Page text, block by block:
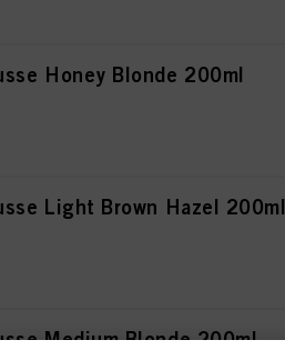
Honey Blonde 200ml
Light Brown Hazel 200ml
Medium Blonde 200ml